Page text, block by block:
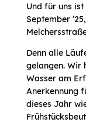
Und für uns
September
Denn alle
gelangen. Wir
Wasser am
Anerkennung
dieses Jahr